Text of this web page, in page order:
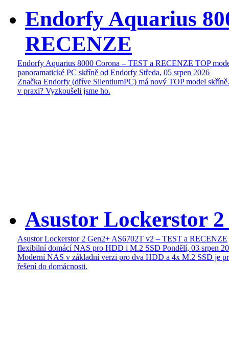
Endorfy Aquarius
RECENZE
Endorfy Aquarius 8000 Corona – TEST a RECENZE TOP
panoramatické PC skříně od Endorfy Středa, 05 srpen 2026
Značka Endorfy (dříve SilentiumPC) má nový TOP model
v praxi? Vyzkoušeli jsme ho.
Asustor Lockerstor
Asustor Lockerstor 2 Gen2+ AS6702T v2 – TEST a RECENZE
flexibilní domácí NAS pro HDD i M.2 SSD Pondělí, 03 srpen
Moderní NAS v základní verzi pro dva HDD a 4x M.2 SSD je
řešení do domácnosti.